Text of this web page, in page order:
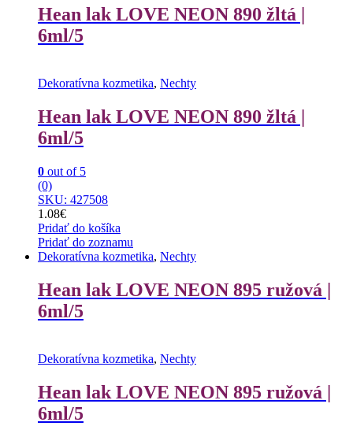
Hean lak LOVE NEON 890 žltá |
6ml/5
Dekoratívna kozmetika, Nechty
Hean lak LOVE NEON 890 žltá |
6ml/5
0 out of 5
(0)
SKU: 427508
1.08€
Pridať do košíka
Pridať do zoznamu
Dekoratívna kozmetika, Nechty
Hean lak LOVE NEON 895 ružová |
6ml/5
Dekoratívna kozmetika, Nechty
Hean lak LOVE NEON 895 ružová |
6ml/5